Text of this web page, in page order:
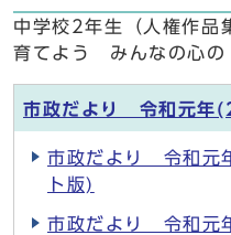
中学校2年生（人権作品
育てよう みんなの心
市政だより 令和元年
市政だより 令和元
ト版)
市政だより 令和元